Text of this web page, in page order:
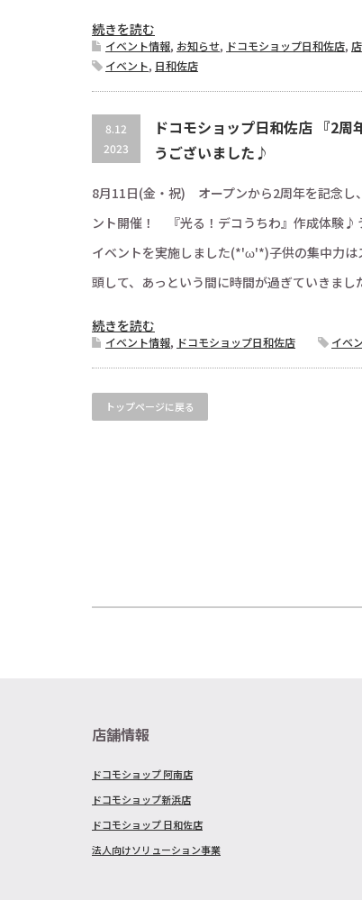
続きを読む
イベント情報, お知らせ, ドコモショップ日和佐店,
イベント, 日和佐店
8.12
2023
ドコモショップ日和佐店 『2周
うございました♪
8月11日(金・祝) オープンから2周年を記念し
ント開催！ 『光る！デコうちわ』作成体験♪
イベントを実施しました(*'ω'*)子供の集中力は
頭して、あっという間に時間が過ぎていきまし
続きを読む
イベント情報, ドコモショップ日和佐店 イベ
トップページに戻る
店舗情報
ドコモショップ 阿南店
ドコモショップ新浜店
ドコモショップ 日和佐店
法人向けソリューション事業